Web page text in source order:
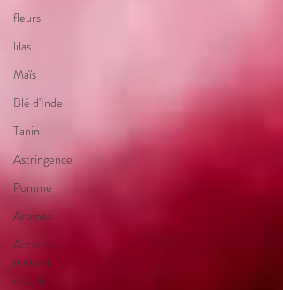
fleurs
lilas
Maïs
Blé d'Inde
Tanin
Astringence
Pomme
Aromes
Accords
mets et
alcools